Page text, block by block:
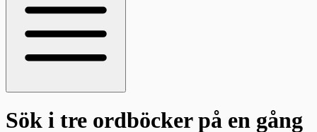
Sök i tre ordböckerpå en gång